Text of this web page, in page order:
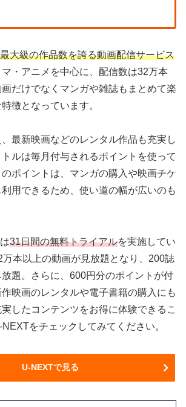
大級の作品数を誇る動画配信サービス
・アニメを中心に、配信数は32万本
だけでなくマンガや雑誌もまとめて楽
徴となっています。
最新映画などのレンタル作品も充実し
ルは毎月付与されるポイントを使って
ポイントは、マンガの購入や映画チケ
用できるため、使い道の幅が広いのも
31日間の無料トライアルを実施してい
万本以上の動画が見放題となり、200誌
題。さらに、600円分のポイントが付
映画のレンタルや電子書籍の購入にも
したコンテンツをお得に体験できるこ
をチェックしてみてください。
U-NEXTで見る